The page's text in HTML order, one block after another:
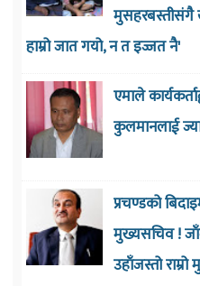
मुसहरबस्तीसंगै
हाम्रो जात गयो, न त इज्जत नै'
एमाले
कुलमानलाई
प्रचण्डको
मुख्यसचिव !
उहाँजस्तो